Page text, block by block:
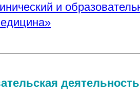
и
деятельность